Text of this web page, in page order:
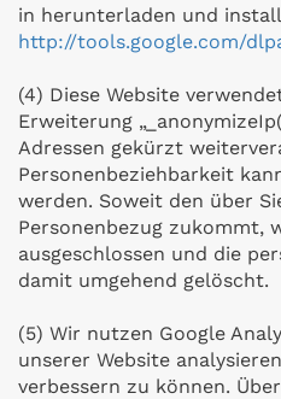
in herunterladen und
http://tools.google.com/
(4) Diese Website
Erweiterung
Adressen gekürzt
Personenbeziehbarkeit
werden. Soweit den über
Personenbezug zukommt,
ausgeschlossen und die
damit umgehend gelöscht.
(5) Wir nutzen Google
unserer Website
verbessern zu können.